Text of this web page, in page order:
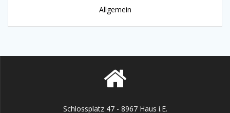
Allgemein
Schlossplatz 47 - 8967 Haus i.E.